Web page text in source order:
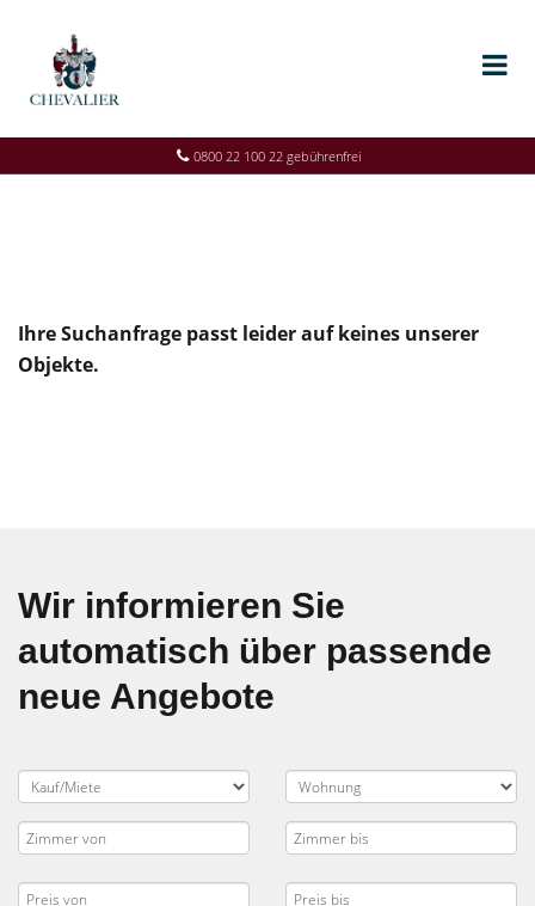
0800 22 100 22 gebührenfrei
Ihre Suchanfrage passt leider auf keines unserer
Objekte.
Wir informieren Sie
automatisch über passende
neue Angebote